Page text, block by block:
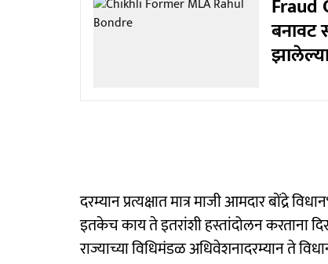
Fraud
बनावट
दरम्यान प्रत्यक्षात मात्र माजी आमदार
इतकेच काय ते इतरांशी हस्तांदोलन करताना
राज्याच्या विधिमंडळ अधिवेशनादरम्यान ते